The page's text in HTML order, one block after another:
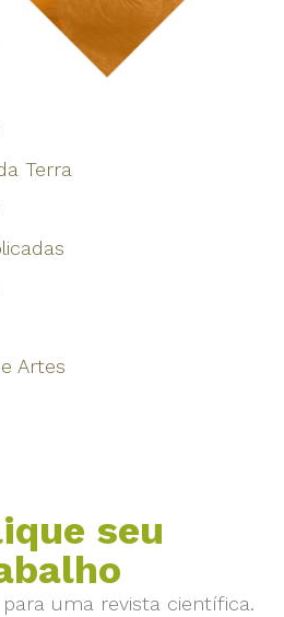
Terra
Artes
seu
uma revista científica.